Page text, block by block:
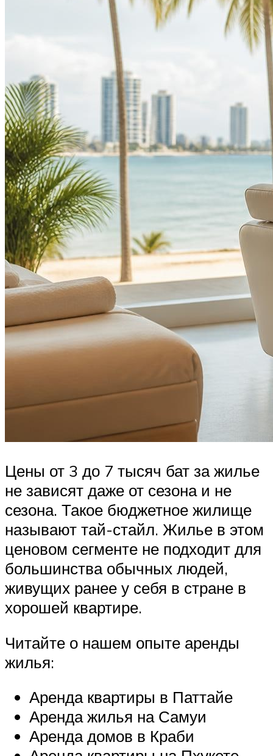
Цены от 3 до 7 тысяч бат за жилье
не зависят даже от сезона и не
сезона. Такое бюджетное жилище
называют тай-стайл. Жилье в этом
ценовом сегменте не подходит для
большинства обычных людей,
живущих ранее у себя в стране в
хорошей квартире.
Читайте о нашем опыте аренды
жилья:
Аренда квартиры в Паттайе
Аренда жилья на Самуи
Аренда домов в Краби